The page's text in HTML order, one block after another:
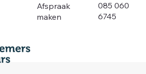
Afspraak
maken
085 060
6745